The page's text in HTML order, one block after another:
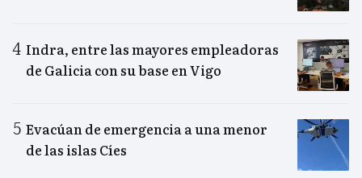
Indra, entre las mayores empleadoras
de Galicia con su base en Vigo
Evacúan de emergencia a una menor
de las islas Cíes